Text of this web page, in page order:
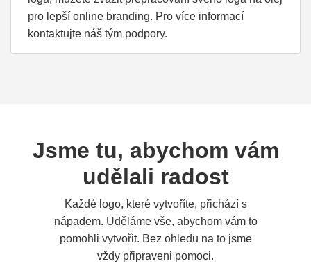
pro lepší online branding. Pro více informací
kontaktujte náš tým podpory.
Jsme tu, abychom vám
udělali radost
Každé logo, které vytvoříte, přichází s
nápadem. Uděláme vše, abychom vám to
pomohli vytvořit. Bez ohledu na to jsme
vždy připraveni pomoci.